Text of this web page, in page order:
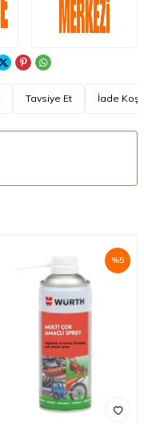
Tavsiye Et İade
%5